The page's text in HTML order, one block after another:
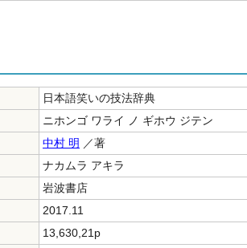
日本語笑いの技法辞典
ニホンゴ ワライ ノ ギホウ ジテン
中村 明 ／著
ナカムラ アキラ
岩波書店
2017.11
13,630,21p